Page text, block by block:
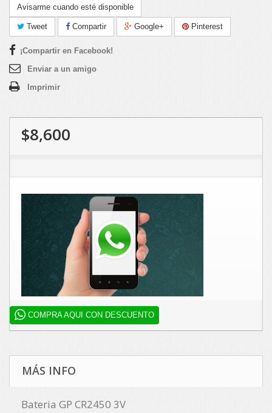
Avisarme cuando esté disponible
Tweet Compartir Google+ Pinterest
¡Compartir en Facebook!
Enviar a un amigo
Imprimir
$8,600
COMPRA AQUI CON DESCUENTO
MÁS INFO
Bateria GP CR2450 3V